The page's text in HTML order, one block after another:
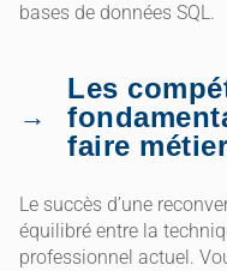
bases de données SQL.
Les
faire
Le succès d’une
équilibré entre la
professionnel actuel.